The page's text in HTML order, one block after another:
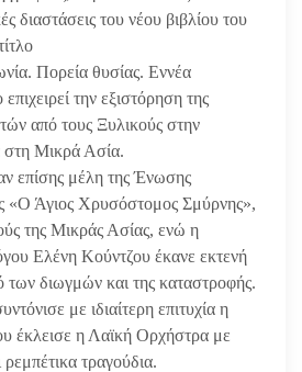
διαστάσεις του νέου βιβλίου του
Πορεία θυσίας. Εννέα
την εξιστόρηση της
από τους Ξυλικούς στην
στη Μικρά Ασία.
επίσης μέλη της Ένωσης
«Ο Άγιος Χρυσόστομος Σμύρνης»,
της Μικράς Ασίας, ενώ η
Ελένη Κούντζου έκανε εκτενή
των διωγμών και της καταστροφής.
με ιδιαίτερη επιτυχία η
έκλεισε η Λαϊκή Ορχήστρα με
τραγούδια.